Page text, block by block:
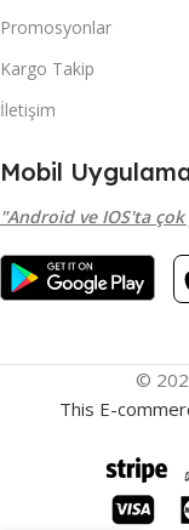
Promosyonlar
Kargo Takip
İletişim
Mobil
"Android ve IOS'ta
©
This E-